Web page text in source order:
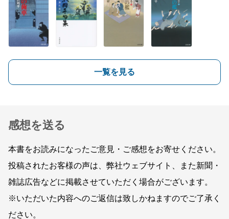
一覧を見る
感想を送る
本書をお読みになったご意見・ご感想をお寄せください。
投稿されたお客様の声は、弊社ウェブサイト、また新聞・
雑誌広告などに掲載させていただく場合がございます。
※いただいた内容へのご返信は致しかねますのでご了承く
ださい。